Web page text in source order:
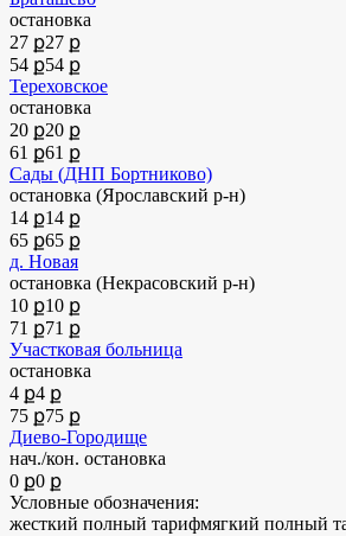
остановка
27 ք27 ք
54 ք54 ք
Тереховское
остановка
20 ք20 ք
61 ք61 ք
Сады (ДНП Бортниково)
остановка (Ярославский р-н)
14 ք14 ք
65 ք65 ք
д. Новая
остановка (Некрасовский р-н)
10 ք10 ք
71 ք71 ք
Участковая больница
остановка
4 ք4 ք
75 ք75 ք
Диево-Городище
нач./кон. остановка
0 ք0 ք
Условные обозначения:
жесткий полный тарифмягкий полный